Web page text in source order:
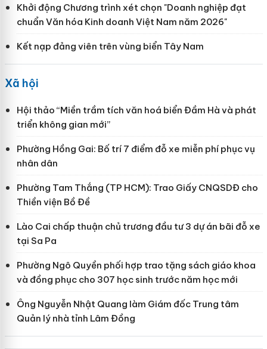
Khởi động Chương trình xét chọn "Doanh nghiệp đạt
chuẩn Văn hóa Kinh doanh Việt Nam năm 2026"
Kết nạp đảng viên trên vùng biển Tây Nam
Xã hội
Hội thảo “Miền trầm tích văn hoá biển Đầm Hà và phát
triển không gian mới”
Phường Hồng Gai: Bố trí 7 điểm đỗ xe miễn phí phục vụ
nhân dân
Phường Tam Thắng (TP HCM): Trao Giấy CNQSDĐ cho
Thiền viện Bồ Đề
Lào Cai chấp thuận chủ trương đầu tư 3 dự án bãi đỗ xe
tại Sa Pa
Phường Ngô Quyền phối hợp trao tặng sách giáo khoa
và đồng phục cho 307 học sinh trước năm học mới
Ông Nguyễn Nhật Quang làm Giám đốc Trung tâm
Quản lý nhà tỉnh Lâm Đồng